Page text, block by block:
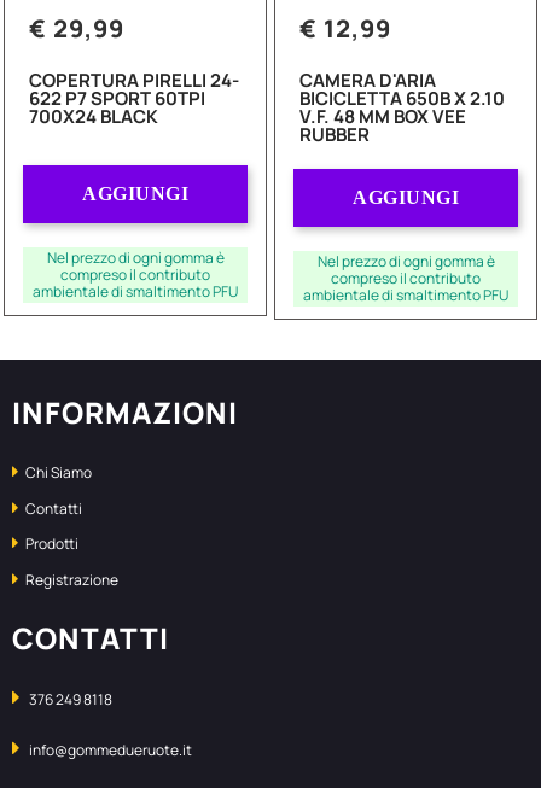
€ 29,99
COPERTURA PIRELLI 24-
622 P7 SPORT 60TPI
700X24 BLACK
AGGIUNGI
Nel prezzo di ogni gomma è
compreso il contributo
ambientale di smaltimento PFU
€ 12,99
CAMERA D'ARIA
BICICLETTA 650B X 2.10
V.F. 48 MM BOX VEE
RUBBER
AGGIUNGI
Nel prezzo di ogni gomma è
compreso il contributo
ambientale di smaltimento PFU
INFORMAZIONI
Chi Siamo
Contatti
Prodotti
Registrazione
CONTATTI
376 249 8118
info@gommedueruote.it